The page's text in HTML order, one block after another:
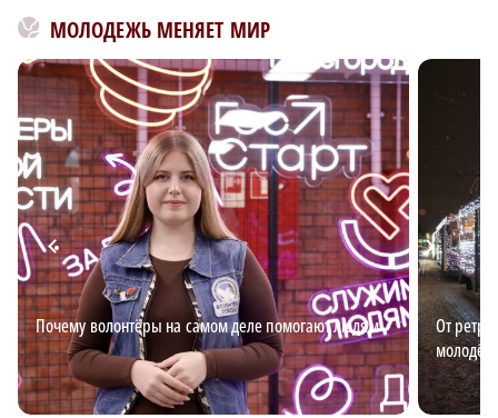
МОЛОДЕЖЬ МЕНЯЕТ МИР
Почему волонтёры на самом деле помогают людям
От
×